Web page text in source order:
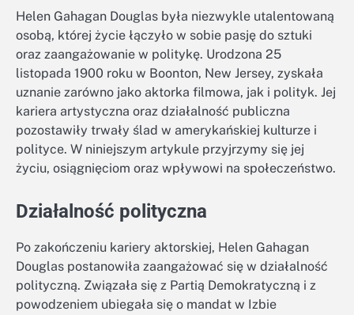
Helen Gahagan Douglas była niezwykle utalentowaną
osobą, której życie łączyło w sobie pasję do sztuki
oraz zaangażowanie w politykę. Urodzona 25
listopada 1900 roku w Boonton, New Jersey, zyskała
uznanie zarówno jako aktorka filmowa, jak i polityk. Jej
kariera artystyczna oraz działalność publiczna
pozostawiły trwały ślad w amerykańskiej kulturze i
polityce. W niniejszym artykule przyjrzymy się jej
życiu, osiągnięciom oraz wpływowi na społeczeństwo.
Działalność polityczna
Po zakończeniu kariery aktorskiej, Helen Gahagan
Douglas postanowiła zaangażować się w działalność
polityczną. Związała się z Partią Demokratyczną i z
powodzeniem ubiegała się o mandat w Izbie